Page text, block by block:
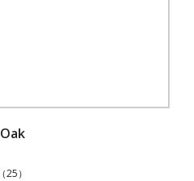
Oak
（25）